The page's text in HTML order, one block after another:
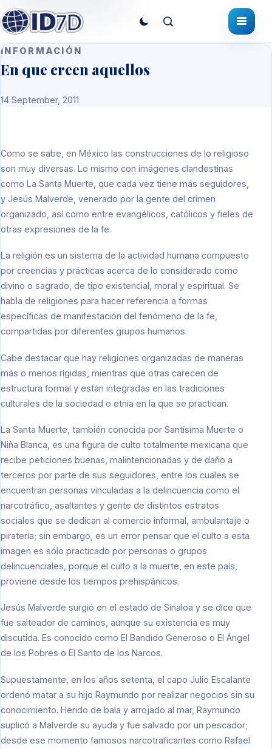
INFORMACIÓN
En que creen aquellos
14 September, 2011
Como se sabe, en México las construcciones de lo religioso
son muy diversas. Lo mismo con imágenes clandestinas
como La Santa Muerte, que cada vez tiene más seguidores,
y Jesús Malverde, venerado por la gente del crimen
organizado, así como entre evangélicos, católicos y fieles de
otras expresiones de la fe.
La religión es un sistema de la actividad humana compuesto
por creencias y prácticas acerca de lo considerado como
divino o sagrado, de tipo existencial, moral y espiritual. Se
habla de religiones para hacer referencia a formas
específicas de manifestación del fenómeno de la fe,
compartidas por diferentes grupos humanos.
Cabe destacar que hay religiones organizadas de maneras
más o menos rígidas, mientras que otras carecen de
estructura formal y están integradas en las tradiciones
culturales de la sociedad o etnia en la que se practican.
La Santa Muerte, también conocida por Santísima Muerte o
Niña Blanca, es una figura de culto totalmente mexicana que
recibe peticiones buenas, malintencionadas y de daño a
terceros por parte de sus seguidores, entre los cuales se
encuentran personas vinculadas a la delincuencia como el
narcotráfico, asaltantes y gente de distintos estratos
sociales que se dedican al comercio informal, ambulantaje o
piratería; sin embargo, es un error pensar que el culto a esta
imagen es sólo practicado por personas o grupos
delincuenciales, porque el culto a la muerte, en este país,
proviene desde los tiempos prehispánicos.
Jesús Malverde surgió en el estado de Sinaloa y se dice que
fue salteador de caminos, aunque su existencia es muy
discutida. Es conocido como El Bandido Generoso o El Ángel
de los Pobres o El Santo de los Narcos.
Supuestamente, en los años setenta, el capo Julio Escalante
ordenó matar a su hijo Raymundo por realizar negocios sin su
conocimiento. Herido de bala y arrojado al mar, Raymundo
suplicó a Malverde su ayuda y fue salvado por un pescador;
desde ese momento famosos narcotraficantes como Rafael